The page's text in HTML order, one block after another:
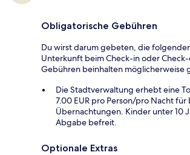
Obligatorische Gebühren
Du wirst darum gebeten, die
Unterkunft beim Check-in oder Check-
Gebühren beinhalten möglicherweise
Die Stadtverwaltung erhebt eine
7.00 EUR pro Person/pro Nacht für
Übernachtungen. Kinder unter 10
Abgabe befreit.
Optionale Extras